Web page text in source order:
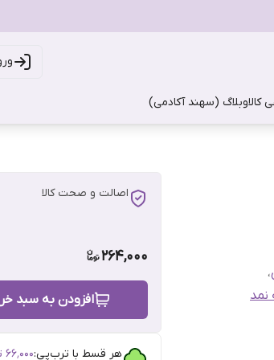
کالاوبلاگ (سهند آکادمی)
،
نمد
اصالت و صحت کالا
264,000
افزودن به سبد
هر قسط با ترب‌پی:۶۶٬۰۰۰